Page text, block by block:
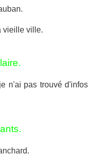
vieille ville.
n'ai pas trouvé d'infos